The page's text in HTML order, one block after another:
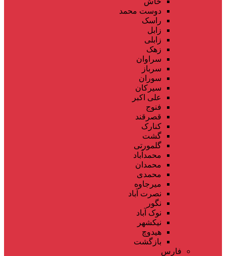
دوست محمد
راسک
زابل
زابلی
زهک
سراوان
سرباز
سوران
سیرکان
علی اکبر
فنوج
قصرقند
کنارک
گشت
گلمورتی
محمدآباد
محمدان
محمدی
میرجاوه
نصرت آباد
نگور
نوک آباد
نیکشهر
هیدوچ
بازگشت
فارس